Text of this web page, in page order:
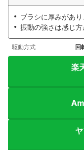
ブラシに厚みがあ
振動の強さは感じ方
駆動方式 回
楽